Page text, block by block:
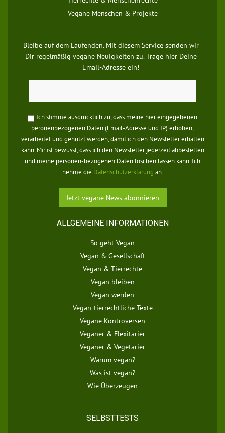
Vegane Menschen & Projekte
Bleibe auf dem Laufenden. Mit diesem Service senden wir
Dir regelmäßig vegane Neuigkeiten zu. Trage hier Deine
Email-Adresse ein!
Ich stimme ausdrücklich zu, dass meine hier eingegebenen
peronenbezogenen Daten (Email-Adresse und IP) erhoben,
verarbeitet und genutzt werden, damit ich den Newsletter erhalten
kann. Mir ist bewusst, dass ich den Newsletter jederzeit abbestellen
und meine personen-bezogenen Daten löschen lassen kann. Ich
nehme die Datenschutzerklärung an.
ALLGEMEINE INFORMATIONEN
So geht Vegan
Vegan & Gesellschaft
Vegan & Tierrechte
Vegan bleiben
Vegan werden
Vegan-tierrechtliche Texte
Vegane Kontroversen
Veganer & Flexitarier
Veganer & Vegetarier
Warum vegan?
Was ist vegan?
Wie Überzeugen
SELBSTTESTS